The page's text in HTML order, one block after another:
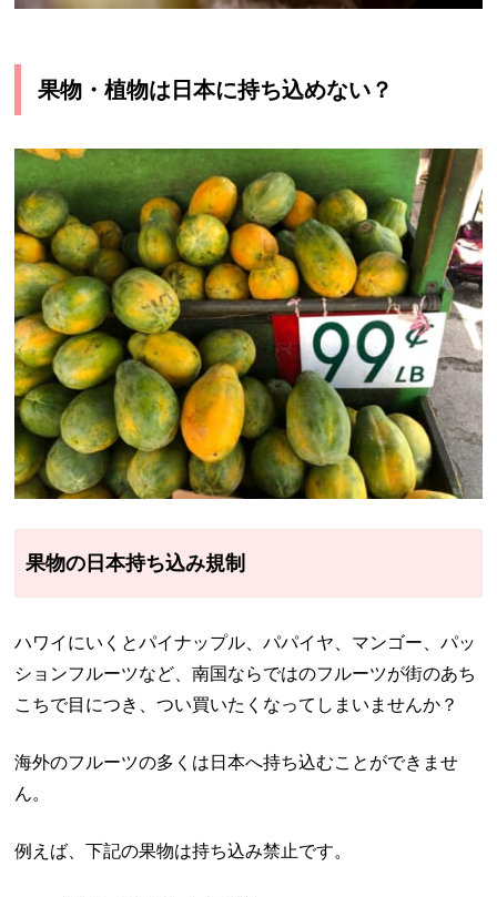
果物・植物は日本に持ち込めない？
果物の日本持ち込み規制
ハワイにいくとパイナップル、パパイヤ、マンゴー、パッ
ションフルーツなど、南国ならではのフルーツが街のあち
こちで目につき、つい買いたくなってしまいませんか？
海外のフルーツの多くは日本へ持ち込むことができませ
ん。
例えば、下記の果物は持ち込み禁止です。